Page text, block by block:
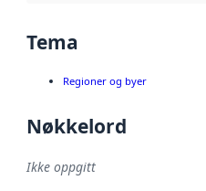
Tema
Regioner og byer
Nøkkelord
Ikke oppgitt